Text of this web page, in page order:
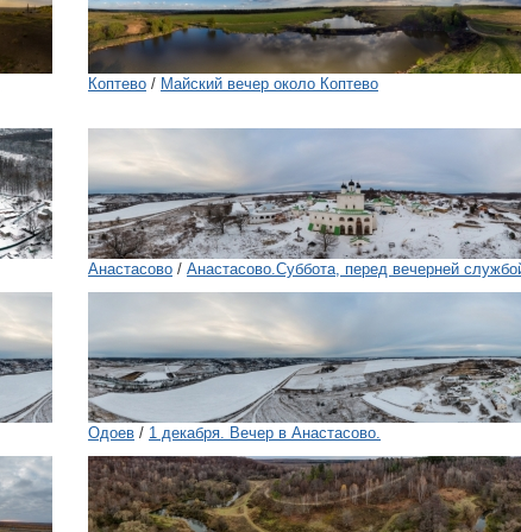
Коптево / Майский вечер около Коптево
Анастасово / Анастасово.Суббота, перед вечерней
Одоев / 1 декабря. Вечер в Анастасово.